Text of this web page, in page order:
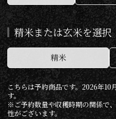
精米または玄米を選択
精米
こちらは予約商品です。2026年10
す。
※ご予約数量や収穫時期の関係で
性がございます。